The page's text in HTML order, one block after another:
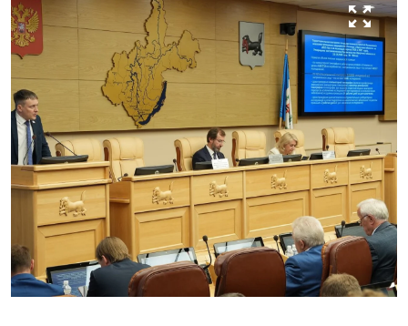
zoom_out_map